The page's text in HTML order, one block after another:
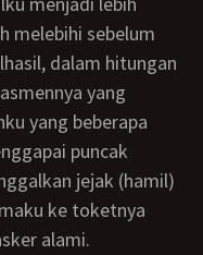
melebihi sebelum
dalam hitungan
yang
yang beberapa
puncak
jejak (hamil)
ke toketnya
alami.